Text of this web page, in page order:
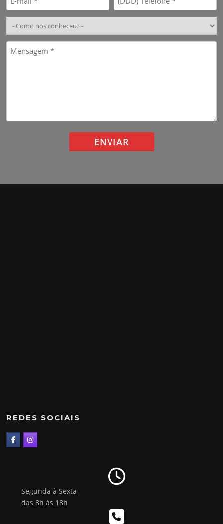
REDES SOCIAIS
Segunda à Sexta
das 8h às 18h